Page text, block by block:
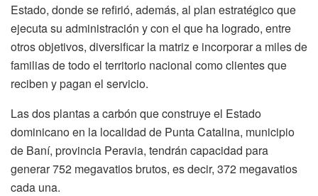
Estado, donde se refirió, además, al plan estratégico que
ejecuta su administración y con el que ha logrado, entre
otros objetivos, diversificar la matriz e incorporar a miles de
familias de todo el territorio nacional como clientes que
reciben y pagan el servicio.
Las dos plantas a carbón que construye el Estado
dominicano en la localidad de Punta Catalina, municipio
de Baní, provincia Peravia, tendrán capacidad para
generar 752 megavatios brutos, es decir, 372 megavatios
cada una.